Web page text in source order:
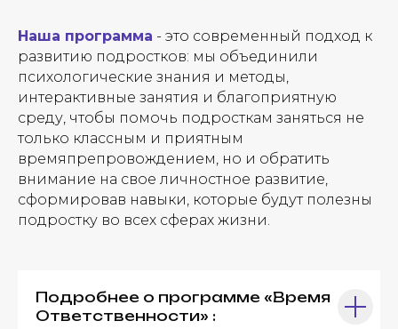
Наша программа - это современный подход к
развитию подростков: мы объединили
психологические знания и методы,
интерактивные занятия и благоприятную
среду, чтобы помочь подросткам заняться не
только классным и приятным
времяпрепровождением, но и обратить
внимание на свое личностное развитие,
сформировав навыки, которые будут полезны
подростку во всех сферах жизни.
Подробнее о программе «Время
Ответственности» :